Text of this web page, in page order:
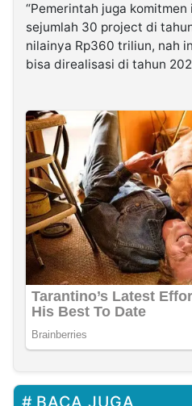
“Pemerintah juga
sejumlah 30 project di
nilainya Rp360 triliun, nah
bisa direalisasi di tahun